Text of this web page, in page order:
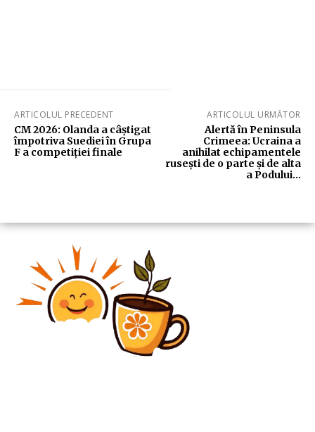
ARTICOLUL PRECEDENT
CM 2026: Olanda a câștigat
împotriva Suediei în Grupa
F a competiției finale
ARTICOLUL URMĂTOR
Alertă în Peninsula
Crimeea: Ucraina a
anihilat echipamentele
rusești de o parte și de alta
a Podului…